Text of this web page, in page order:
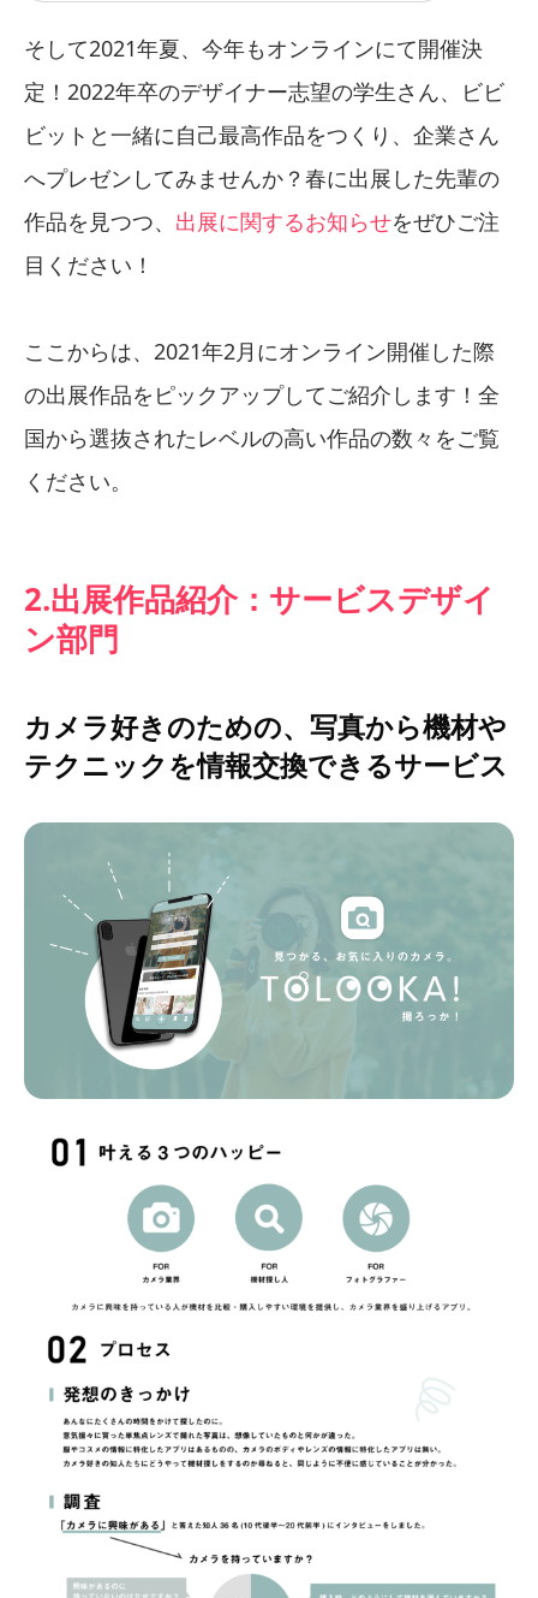
そして2021年夏、今年もオンラインにて開催決
定！2022年卒のデザイナー志望の学生さん、ビビ
ビットと一緒に自己最高作品をつくり、企業さん
へプレゼンしてみませんか？春に出展した先輩の
作品を見つつ、 出展に関するお知らせをぜひご注
目ください！
ここからは、2021年2月にオンライン開催した際
の出展作品をピックアップしてご紹介します！全
国から選抜されたレベルの高い作品の数々をご覧
ください。
2.出展作品紹介：サービスデザイ
ン部門
カメラ好きのための、写真から機材や
テクニックを情報交換できるサービス